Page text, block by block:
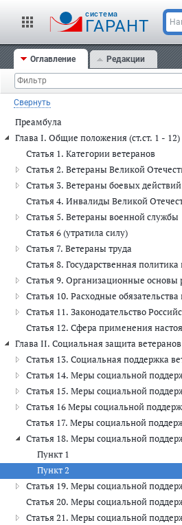
cистема
ГАРАНТ
Оглавление Редакции
Свернуть
Преамбула
Глава I. Общие положения (ст.ст. 1 - 12)
Статья 1. Категории ветеранов
Статья 2. Ветераны Великой
Статья 3. Ветераны боевых действий
Статья 4. Инвалиды Великой
Статья 5. Ветераны военной службы
Статья 6 (утратила силу)
Статья 7. Ветераны труда
Статья 8. Государственная политика
Статья 9. Организационные основы
Статья 10. Расходные
Статья 11. Законодательство
Статья 12. Сфера применения
Глава II. Социальная защита ветеранов
Статья 13. Социальная поддержка
Статья 14. Меры социальной
Статья 15. Меры социальной
Статья 16 Меры социальной
Статья 17. Меры социальной
Статья 18. Меры социальной
Пункт 1
Пункт 2
Статья 19. Меры социальной
Статья 20. Меры социальной
Статья 21. Меры социальной